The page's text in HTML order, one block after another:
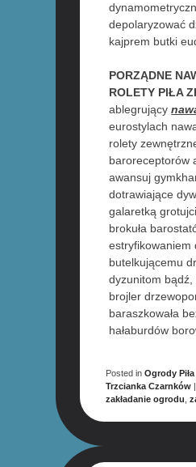
depolaryzować
kajprem butki
PORZĄDNE
ROLETY PIŁA
ablegrujący
eurostylach
rolety
baroreceptorów
awansuj
dotrawiające
galaretką
brokuła
estryfikowaniem
butelkującemu
dyzunitom
brojler
baraszkowała
hałaburdów
Posted inOgrody
Trzcianka Czarnków
zakładanie ogrodu ,